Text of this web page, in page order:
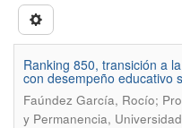
Ranking 850, transición a
con desempeño educativo
Faúndez García, Rocío;
y Permanencia,